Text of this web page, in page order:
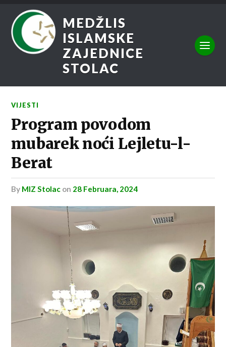
MEDŽLIS
ISLAMSKE
ZAJEDNICE
STOLAC
VIJESTI
Program povodom
mubarek noći Lejletu-l-
Berat
by MIZ Stolac on 28 Februara, 2024